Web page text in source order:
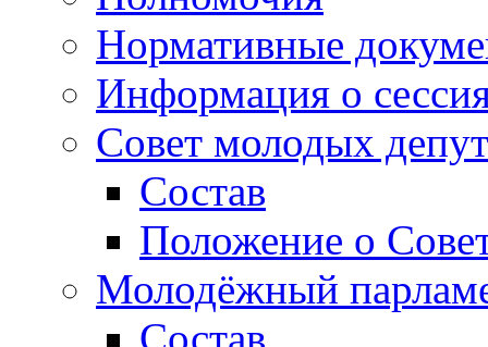
Нормативные
Информация о
Совет молодых
Состав
Положение о
Молодёжный